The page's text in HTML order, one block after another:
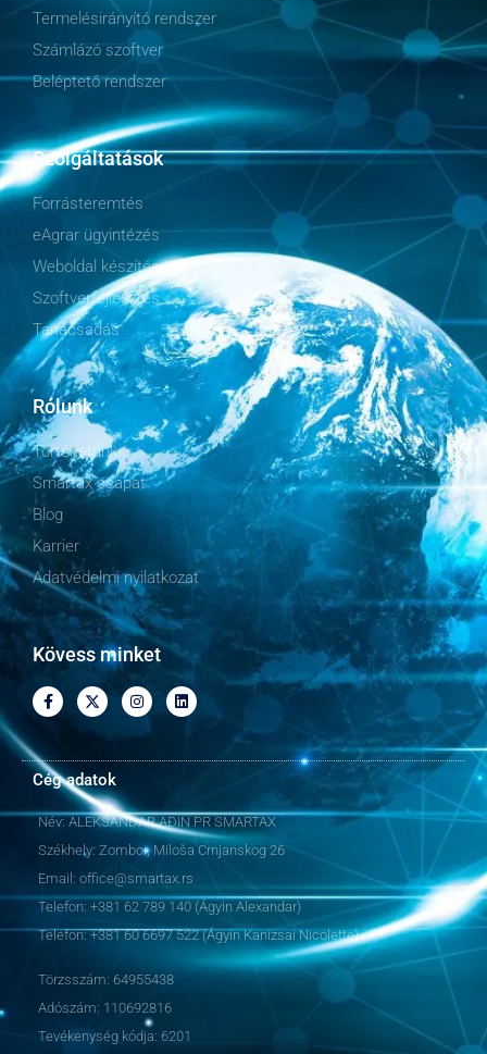
Termelésirányító rendszer
Számlázó szoftver
Beléptető rendszer
Szolgáltatások
Forrásteremtés
eAgrar ügyintézés
Weboldal készítés
Szoftverfejlesztés
Tanácsadás
Rólunk
Történetünk
Smartax csapat
Blog
Karrier
Adatvédelmi nyilatkozat
Kövess minket
Cég adatok
Név: ALEKSANDAR AĐIN PR SMARTAX
Székhely: Zombor, Miloša Crnjanskog 26
Email: office@smartax.rs
Telefon: +381 62 789 140 (Ágyin Alexandar)
Telefon: +381 60 6697 522 (Ágyin Kanizsai Nicolette)
Törzsszám: 64955438
Adószám: 110692816
Tevékenység kódja: 6201